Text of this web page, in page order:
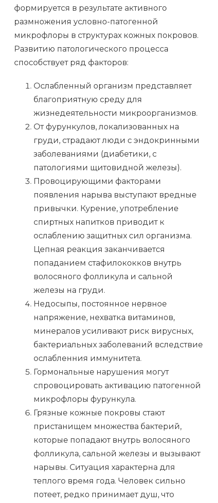
формируется в результате активного
размножения условно-патогенной
микрофлоры в структурах кожных покровов.
Развитию патологического процесса
способствует ряд факторов:
Ослабленный организм представляет
благоприятную среду для
жизнедеятельности микроорганизмов.
От фурункулов, локализованных на
груди, страдают люди с эндокринными
заболеваниями (диабетики, с
патологиями щитовидной железы).
Провоцирующими факторами
появления нарыва выступают вредные
привычки. Курение, употребление
спиртных напитков приводит к
ослаблению защитных сил организма.
Цепная реакция заканчивается
попаданием стафилококков внутрь
волосяного фолликула и сальной
железы на груди.
Недосыпы, постоянное нервное
напряжение, нехватка витаминов,
минералов усиливают риск вирусных,
бактериальных заболеваний вследствие
ослабленния иммунитета.
Гормональные нарушения могут
спровоцировать активацию патогенной
микрофлоры фурункула.
Грязные кожные покровы стают
пристанищем множества бактерий,
которые попадают внутрь волосяного
фолликула, сальной железы и вызывают
нарывы. Ситуация характерна для
теплого время года. Человек сильно
потеет, редко принимает душ, что